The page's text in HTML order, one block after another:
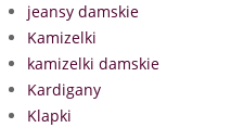
jeansy damskie
Kamizelki
kamizelki damskie
Kardigany
Klapki